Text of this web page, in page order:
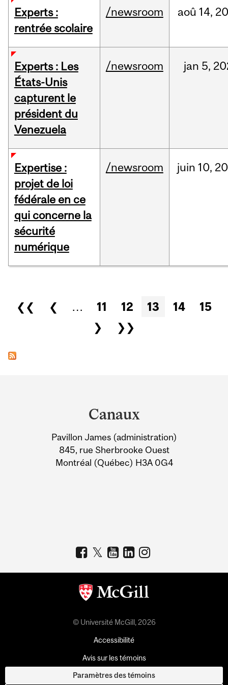
Experts :
rentrée scolaire
/newsroom aoû 14,
Experts : Les
États-Unis
capturent le
président du
Venezuela
/newsroom jan 5,
Expertise :
projet de loi
fédérale en ce
qui concerne la
sécurité
numérique
/newsroom juin 10,
Pages
❮❮ ❮ … 11 12 13 14
15
❯
❯❯
Information
Canaux
Pavillon James (administration)
845, rue Sherbrooke Ouest
Montréal (Québec) H3A 0G4
© Université McGill, 2026
Accessibilité
Avis sur les témoins
Paramètres des témoins